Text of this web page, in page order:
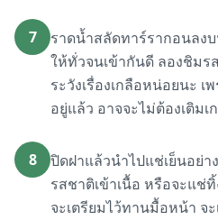
7
ราดน้ำสลัดทาร์รากอนลง
ให้ทั่วจนเข้ากันดี ลองชิมร
ระวังเรื่องเกลือหน่อยนะ เ
อยู่แล้ว อาจจะไม่ต้องเติมเ
8
ปิดฝาแล้วนำไปแช่เย็นอย่า
รสชาติเข้าเนื้อ หรือจะแช่
จะเตรียมไว้ทานมื้อหน้า จ